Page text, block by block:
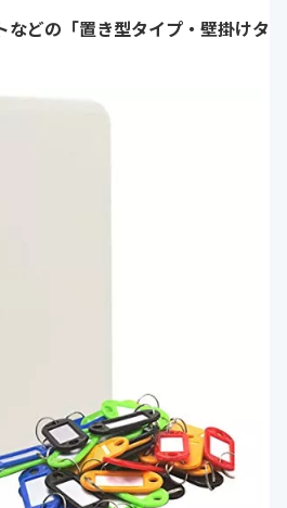
などの「置き型タイプ・壁掛けタ